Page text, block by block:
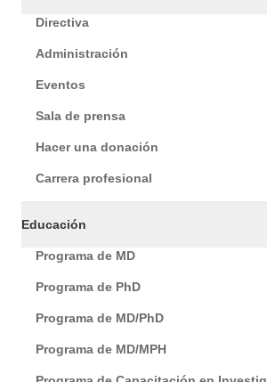
Directiva
Administración
Eventos
Sala de prensa
Hacer una donación
Carrera profesional
Educación
Programa de MD
Programa de PhD
Programa de MD/PhD
Programa de MD/MPH